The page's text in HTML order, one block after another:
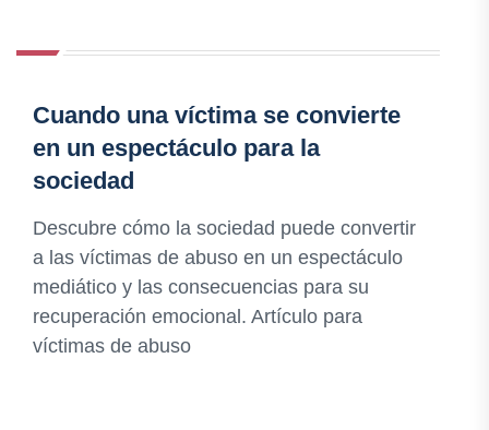
Cuando una víctima se convierte
en un espectáculo para la
sociedad
Descubre cómo la sociedad puede convertir
a las víctimas de abuso en un espectáculo
mediático y las consecuencias para su
recuperación emocional. Artículo para
víctimas de abuso